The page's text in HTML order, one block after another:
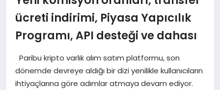
MAGAZIN
SAĞLIK
SIYASET
SPOR
ücreti indirimi, Piyasa Yapıcılık
Programı, API desteği ve dahası
Paribu kripto varlık alım satım platformu, son
dönemde devreye aldığı bir dizi yenilikle kullanıcıların
ihtiyaçlarına göre adımlar atmaya devam ediyor.